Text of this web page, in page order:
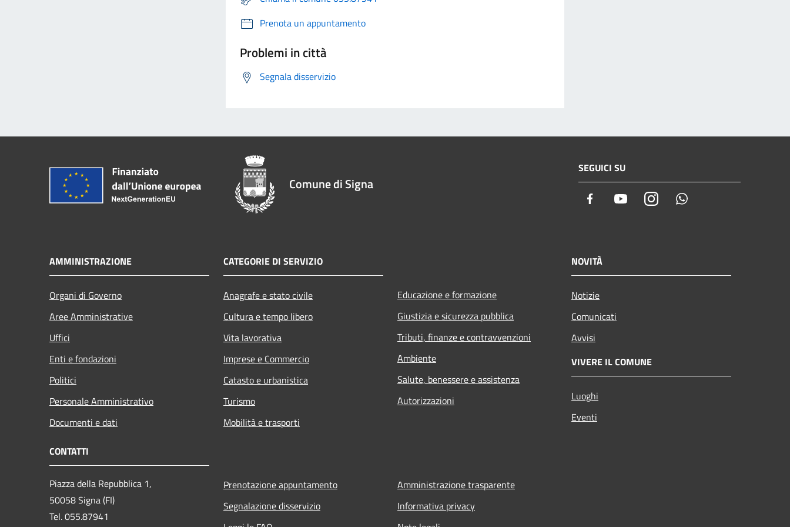
Prenota un appuntamento
Problemi in città
Segnala disservizio
Comune di Signa
SEGUICI SU
Facebook YoutubeInstagram
AMMINISTRAZIONE
Organi di Governo
Aree Amministrative
Uffici
Enti e fondazioni
Politici
Personale Amministrativo
Documenti e dati
CATEGORIE DI SERVIZIO
Anagrafe e stato civile
Cultura e tempo libero
Vita lavorativa
Imprese e Commercio
Catasto e urbanistica
Turismo
Mobilità e trasporti
Educazione e formazione
Giustizia e sicurezza pubblica
Tributi, finanze e contravvenzioni
Ambiente
Salute, benessere e assistenza
Autorizzazioni
NOVITÀ
Notizie
Comunicati
Avvisi
VIVERE IL COMUNE
Luoghi
Eventi
CONTATTI
Piazza della Repubblica 1,
50058 Signa (FI)
Tel. 055.87941
Prenotazione appuntamento
Segnalazione disservizio
Amministrazione trasparente
Informativa privacy